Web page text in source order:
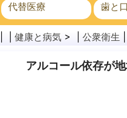
代替医療
歯と
がん
公衆
健康と病気 > | 公衆衛生
アルコール依存が